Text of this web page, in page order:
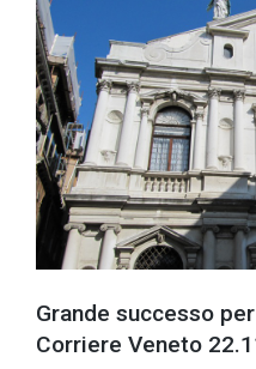
Grande successo
Corriere Veneto